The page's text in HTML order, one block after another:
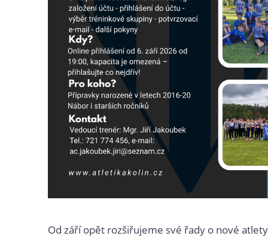
Od září opět rozšiřujeme své řady o nové